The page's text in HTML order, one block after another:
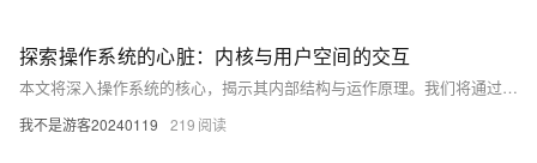
探索操作系统的心脏：内核与用户空间的交互
本文将深入操作系统的核心，揭示其内部结构与运作原理。我们将通过浅显易懂的方式，探讨操作系统的两个主要组成部分：内核和用户空间。文章旨在帮助读者理解这两者之间的界限以及它们如何协同工作来管理计算机资源。我们还将介绍系统调用的概念，并展示一个简单的代码示例，以便读者更好地理解这一过程。
我不是游客20240119 219